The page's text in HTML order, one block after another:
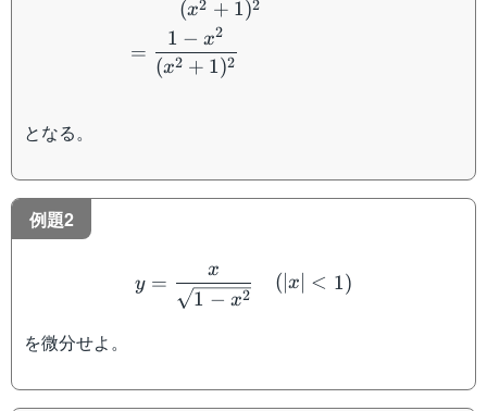
(x2 + 1)2
=
(x2 + 1)2
1 − x2
となる。
例題2
y =
1 − x2
x
( x < 1)
を微分せよ。